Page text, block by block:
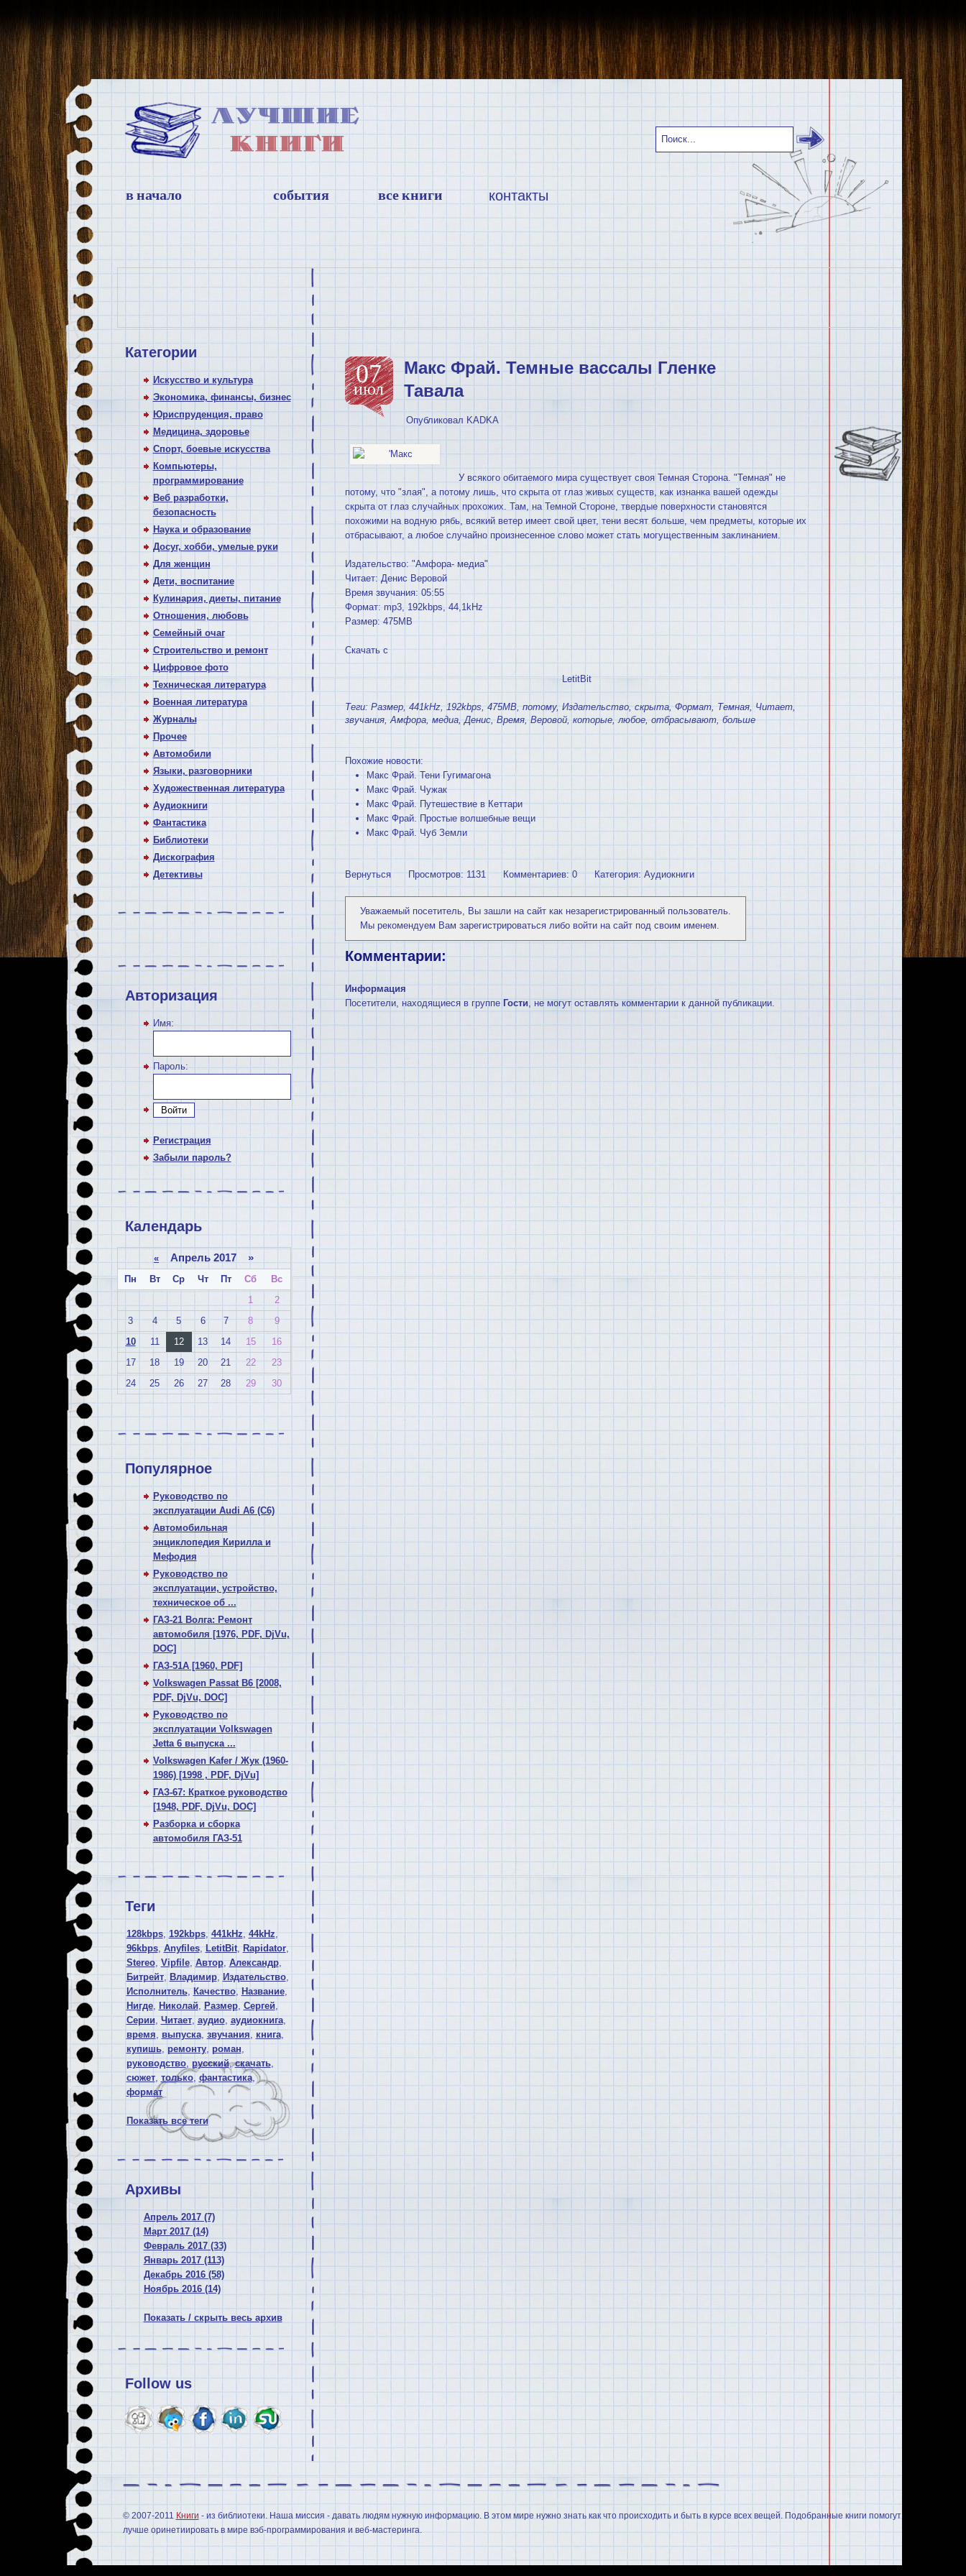
в начало события все книги контакты
Категории
Искусство и культура
Экономика, финансы, бизнес
Юриспруденция, право
Медицина, здоровье
Спорт, боевые искусства
Компьютеры,
программирование
Веб разработки,
безопасность
Наука и образование
Досуг, хобби, умелые руки
Для женщин
Дети, воспитание
Кулинария, диеты, питание
Отношения, любовь
Семейный очаг
Строительство и ремонт
Цифровое фото
Техническая литература
Военная литература
Журналы
Прочее
Автомобили
Языки, разговорники
Художественная литература
Аудиокниги
Фантастика
Библиотеки
Дискография
Детективы
Авторизация
Имя:
Пароль:
Войти
Регистрация
Забыли пароль?
Календарь
« Апрель 2017 »
Пн Вт Ср Чт Пт Сб
Вс
1
2
3
4 5 6 7 8
9
10
11 12 13 14 15
16
17
18 19 20 21 22
23
24
25 26 27 28 29 30
Популярное
Руководство по
эксплуатации Audi A6 (C6)
Автомобильная
энциклопедия Кирилла и
Мефодия
Руководство по
эксплуатации, устройство,
техническое об ...
ГАЗ-21 Волга: Ремонт
автомобиля [1976, PDF, DjVu,
DOC]
ГАЗ-51А [1960, PDF]
Volkswagen Passat В6 [2008,
PDF, DjVu, DOC]
Руководство по
эксплуатации Volkswagen
Jetta 6 выпуска ...
Volkswagen Kafer / Жук (1960-
1986) [1998 , PDF, DjVu]
ГАЗ-67: Краткое руководство
[1948, PDF, DjVu, DOC]
Разборка и сборка
автомобиля ГАЗ-51
Теги
128kbps, 192kbps, 441kHz, 44kHz,
96kbps, Anyfiles, LetitBit, Rapidator,
Stereo, Vipfile, Автор, Александр,
Битрейт, Владимир, Издательство,
Исполнитель, Качество, Название,
Нигде, Николай, Размер, Сергей,
Серии,Читает, аудио, аудиокнига,
время, выпуска, звучания, книга,
купишь, ремонту, роман,
руководство, русский,скачать,
сюжет, только, фантастика,
формат
Показать все теги
Архивы
Апрель 2017 (7)
Март 2017 (14)
Февраль 2017 (33)
Январь 2017 (113)
Декабрь 2016 (58)
Ноябрь 2016 (14)
Показать / скрыть весь архив
Follow us
07
июл
Макс Фрай. Темные вассалы Гленке
Тавала
Опубликовал KADKA
У всякого обитаемого мира существует своя Темная Сторона. "Темная" не
потому, что "злая", а потому лишь, что скрыта от глаз живых существ, как изнанка вашей одежды
скрыта от глаз случайных прохожих. Там, на Темной Стороне, твердые поверхности становятся
похожими на водную рябь, всякий ветер имеет свой цвет, тени весят больше, чем предметы, которые их
отбрасывают, а любое случайно произнесенное слово может стать могущественным заклинанием.
Издательство: "Амфора- медиа"
Читает: Денис Веровой
Время звучания: 05:55
Формат: mp3, 192kbps, 44,1kHz
Размер: 475MB
Скачать с
LetitBit
Теги: Размер, 441kHz, 192kbps, 475MB, потому, Издательство, скрыта, Формат, Темная, Читает,
звучания,Амфора, медиа,Денис, Время, Веровой, которые,любое, отбрасывают, больше
Похожие новости:
Макс Фрай. Тени Гугимагона
Макс Фрай. Чужак
Макс Фрай. Путешествие в Кеттари
Макс Фрай. Простые волшебные вещи
Макс Фрай. Чуб Земли
Вернуться Просмотров: 1131 Комментариев: 0 Категория: Аудиокниги
Уважаемый посетитель, Вы зашли на сайт как незарегистрированный пользователь.
Мы рекомендуем Вам зарегистрироватьсялибо войти на сайт под своим именем.
Комментарии:
Информация
Посетители, находящиеся в группе Гости, не могут оставлять комментарии к данной публикации.
© 2007-2011 Книги - из библиотеки. Наша миссия - давать людям нужную информацию. В этом мире нужно знать как что происходить и быть в курсе всех вещей. Подобранные книги помогут
лучше оринетиировать в мире вэб-программирования и веб-мастеринга.